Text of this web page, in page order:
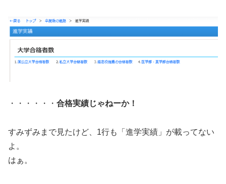
・・・・・・ 合格実績じゃねーか！
すみずみまで見たけど、1行も「進学実績」が載ってない
よ。
はぁ。